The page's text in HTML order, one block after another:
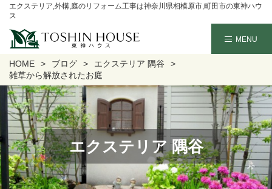
エクステリア,外構,庭のリフォーム工事は神奈川県相模原市,町田市の東神ハウ
ス
HOME ブログ
エクステリア 隅谷
雑草から解放されたお庭
エクステリア 隅谷